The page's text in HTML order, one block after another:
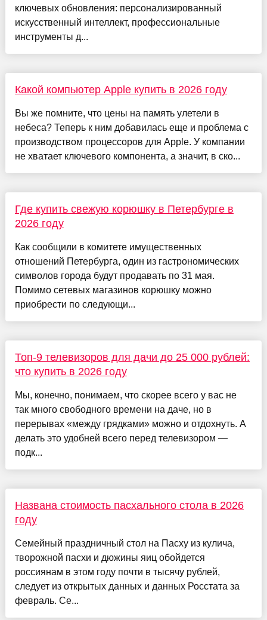
ключевых обновления: персонализированный
искусственный интеллект, профессиональные
инструменты д...
Какой компьютер Apple купить в 2026 году
Вы же помните, что цены на память улетели в
небеса? Теперь к ним добавилась еще и проблема с
производством процессоров для Apple. У компании
не хватает ключевого компонента, а значит, в ско...
Где купить свежую корюшку в Петербурге в
2026 году
Как сообщили в комитете имущественных
отношений Петербурга, один из гастрономических
символов города будут продавать по 31 мая.
Помимо сетевых магазинов корюшку можно
приобрести по следующи...
Топ-9 телевизоров для дачи до 25 000 рублей:
что купить в 2026 году
Мы, конечно, понимаем, что скорее всего у вас не
так много свободного времени на даче, но в
перерывах «между грядками» можно и отдохнуть. А
делать это удобней всего перед телевизором —
подк...
Названа стоимость пасхального стола в 2026
году
Семейный праздничный стол на Пасху из кулича,
творожной пасхи и дюжины яиц обойдется
россиянам в этом году почти в тысячу рублей,
следует из открытых данных и данных Росстата за
февраль. Се...